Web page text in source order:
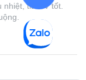
tia UV tốt.